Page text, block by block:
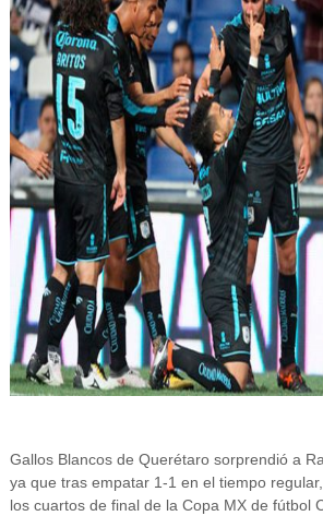
Gallos Blancos de Querétaro sorprendió a
ya que tras empatar 1-1 en el tiempo
los cuartos de final de la Copa MX de fútbol